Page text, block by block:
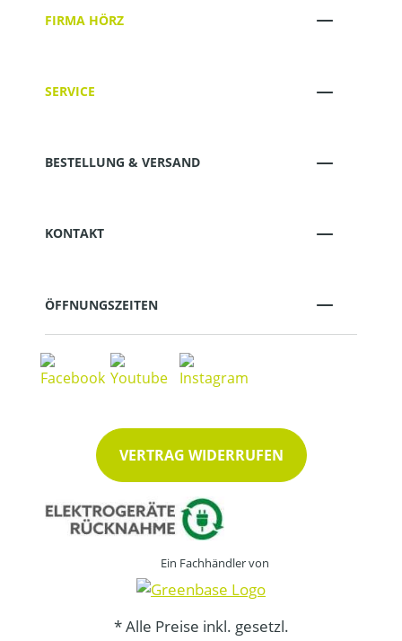
FIRMA HÖRZ
SERVICE
BESTELLUNG & VERSAND
KONTAKT
ÖFFNUNGSZEITEN
VERTRAG WIDERRUFEN
Ein Fachhändler von
* Alle Preise inkl. gesetzl.